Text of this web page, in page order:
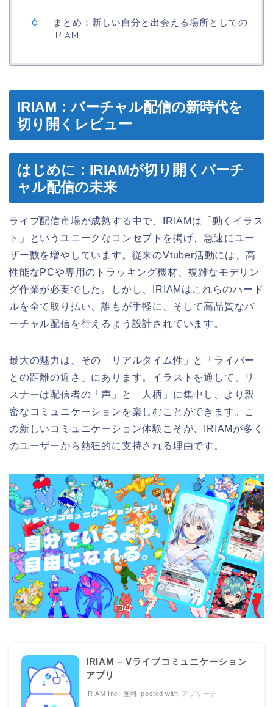
まとめ：新しい自分と出会える場所としての
IRIAM
IRIAM：バーチャル配信の新時代を
切り開くレビュー
はじめに：IRIAMが切り開くバーチ
ャル配信の未来
ライブ配信市場が成熟する中で、IRIAMは「動くイラス
ト」というユニークなコンセプトを掲げ、急速にユー
ザー数を増やしています。従来のVtuber活動には、高
性能なPCや専用のトラッキング機材、複雑なモデリン
グ作業が必要でした。しかし、IRIAMはこれらのハード
ルを全て取り払い、誰もが手軽に、そして高品質なバ
ーチャル配信を行えるよう設計されています。
最大の魅力は、その「リアルタイム性」と「ライバー
との距離の近さ」にあります。イラストを通して、リ
スナーは配信者の「声」と「人柄」に集中し、より親
密なコミュニケーションを楽しむことができます。こ
の新しいコミュニケーション体験こそが、IRIAMが多く
のユーザーから熱狂的に支持される理由です。
IRIAM – Vライブコミュニケーション
アプリ
IRIAM Inc. 無料 posted with アプリーチ